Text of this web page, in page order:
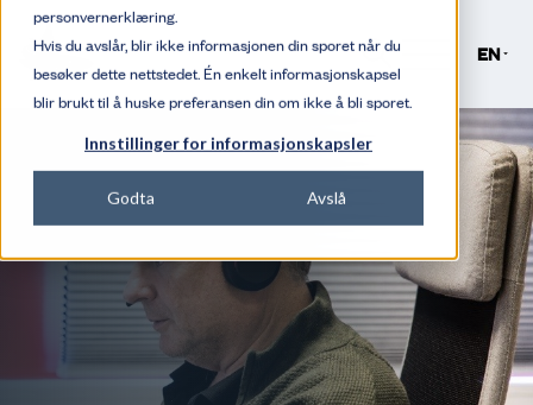
personvernerklæring.
Hvis du avslår, blir ikke informasjonen din sporet når du
besøker dette nettstedet. Én enkelt informasjonskapsel
blir brukt til å huske preferansen din om ikke å bli sporet.
Innstillinger for informasjonskapsler
Godta Avslå
Søk EN